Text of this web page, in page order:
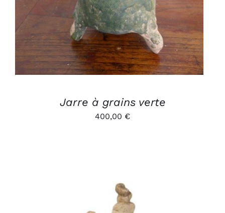
Jarre à grains verte
400,00 €